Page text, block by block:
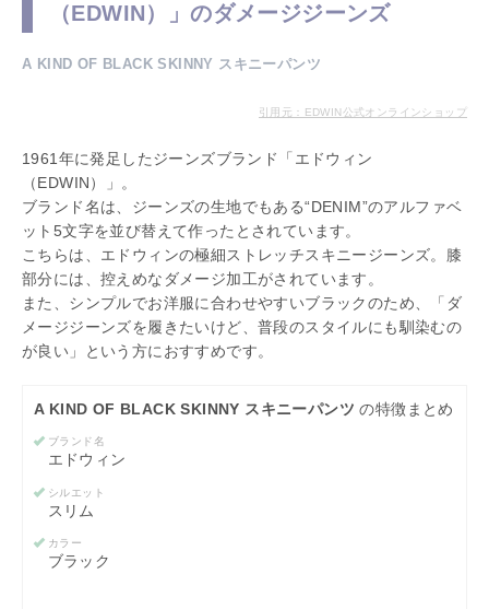
（EDWIN）」のダメージジーンズ
A KIND OF BLACK SKINNY スキニーパンツ
引用元：EDWIN公式オンラインショップ
1961年に発足したジーンズブランド「エドウィン
（EDWIN）」。
ブランド名は、ジーンズの生地でもある“DENIM”のアルファベ
ット5文字を並び替えて作ったとされています。
こちらは、エドウィンの極細ストレッチスキニージーンズ。膝
部分には、控えめなダメージ加工がされています。
また、シンプルでお洋服に合わせやすいブラックのため、「ダ
メージジーンズを履きたいけど、普段のスタイルにも馴染むの
が良い」という方におすすめです。
A KIND OF BLACK SKINNY スキニーパンツの特徴まとめ
ブランド名
エドウィン
シルエット
スリム
カラー
ブラック